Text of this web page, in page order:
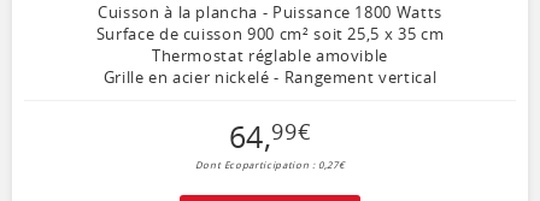
Cuisson à la plancha - Puissance 1800 Watts
Surface de cuisson 900 cm² soit 25,5 x 35 cm
Thermostat réglable amovible
Grille en acier nickelé - Rangement vertical
64,99€
Dont Ecoparticipation : 0,27€